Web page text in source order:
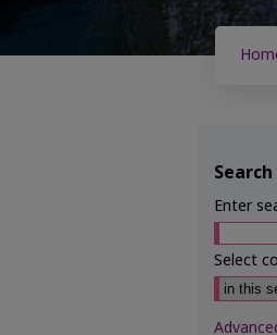
Search
Enter
Select